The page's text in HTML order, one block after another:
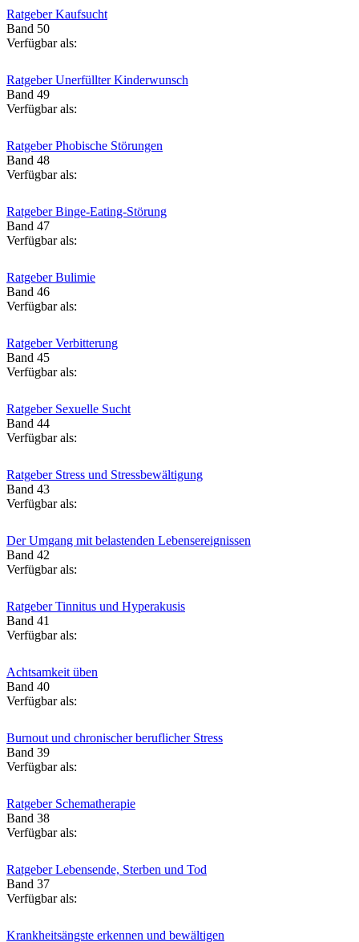
Ratgeber Kaufsucht
Band 50
Verfügbar als:
Ratgeber Unerfüllter Kinderwunsch
Band 49
Verfügbar als:
Ratgeber Phobische Störungen
Band 48
Verfügbar als:
Ratgeber Binge-Eating-Störung
Band 47
Verfügbar als:
Ratgeber Bulimie
Band 46
Verfügbar als:
Ratgeber Verbitterung
Band 45
Verfügbar als:
Ratgeber Sexuelle Sucht
Band 44
Verfügbar als:
Ratgeber Stress und Stressbewältigung
Band 43
Verfügbar als:
Der Umgang mit belastenden Lebensereignissen
Band 42
Verfügbar als:
Ratgeber Tinnitus und Hyperakusis
Band 41
Verfügbar als:
Achtsamkeit üben
Band 40
Verfügbar als:
Burnout und chronischer beruflicher Stress
Band 39
Verfügbar als:
Ratgeber Schematherapie
Band 38
Verfügbar als:
Ratgeber Lebensende, Sterben und Tod
Band 37
Verfügbar als:
Krankheitsängste erkennen und bewältigen